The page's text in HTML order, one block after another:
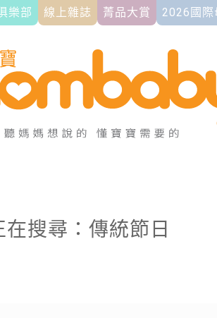
樂部 線上雜誌 菁品大賞 2026國際
在搜尋：傳統節日